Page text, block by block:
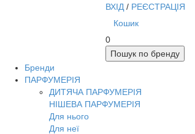
ВХІД / РЕЄСТРАЦІЯ
Кошик
0
Пошук по бренду
Бренди
ПАРФУМЕРІЯ
ДИТЯЧА ПАРФУМЕРІЯ
НІШЕВА ПАРФУМЕРІЯ
Для нього
Для неї